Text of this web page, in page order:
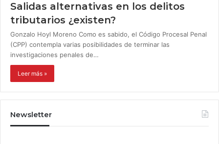
Salidas alternativas en los delitos
tributarios ¿existen?
Gonzalo Hoyl Moreno Como es sabido, el Código Procesal Penal
(CPP) contempla varias posibilidades de terminar las
investigaciones penales de…
Leer más »
Newsletter